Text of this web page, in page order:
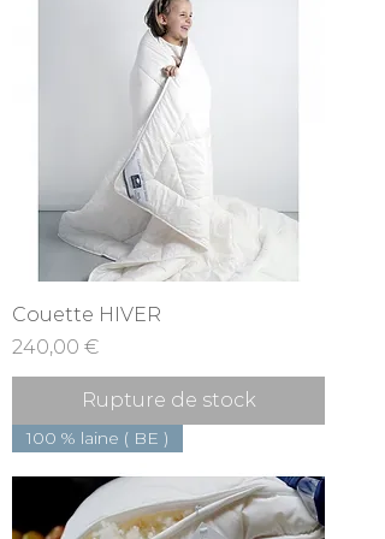
Couette HIVER
Prix
240,00 €
Rupture de stock
100 % laine ( BE )